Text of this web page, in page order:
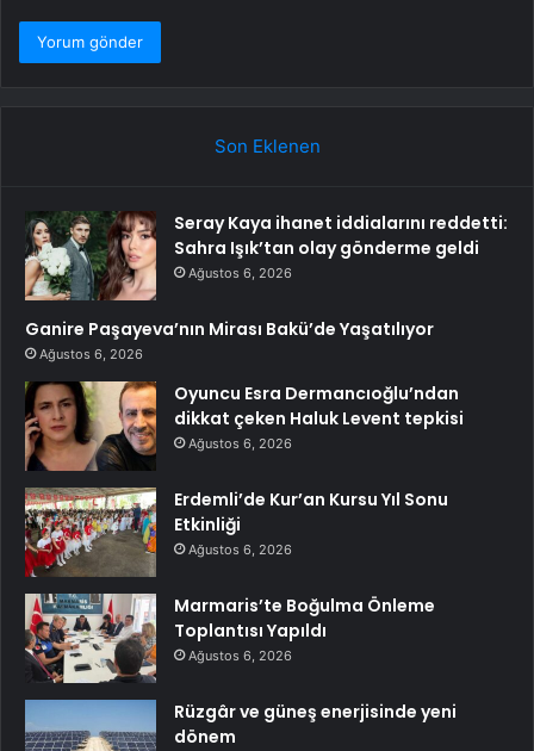
Son Eklenen
Seray Kaya ihanet iddialarını reddetti:
Sahra Işık’tan olay gönderme geldi
Ağustos 6, 2026
Ganire Paşayeva’nın Mirası Bakü’de Yaşatılıyor
Ağustos 6, 2026
Oyuncu Esra Dermancıoğlu’ndan
dikkat çeken Haluk Levent tepkisi
Ağustos 6, 2026
Erdemli’de Kur’an Kursu Yıl Sonu
Etkinliği
Ağustos 6, 2026
Marmaris’te Boğulma Önleme
Toplantısı Yapıldı
Ağustos 6, 2026
Rüzgâr ve güneş enerjisinde yeni
dönem